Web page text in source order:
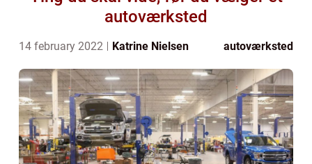
autoværksted
14 february 2022 Katrine Nielsen autoværksted